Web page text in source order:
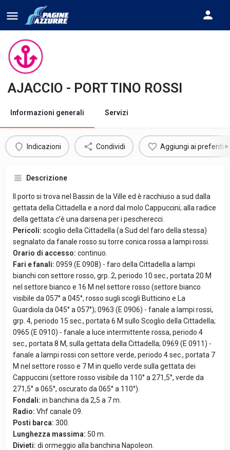
AJACCIO - PORT TINO ROSSI
Informazioni generali Servizi
Indicazioni Condividi Aggiungi ai preferiti
Descrizione
Il porto si trova nel Bassin de la Ville ed è racchiuso a sud dalla
gettata della Cittadella e a nord dal molo Cappuccini; alla radice
della gettata c’è una darsena per i pescherecci.
Pericoli: scoglio della Cittadella (a Sud del faro della stessa)
segnalato da fanale rosso su torre conica rossa a lampi rossi.
Orario di accesso: continuo.
Fari e fanali: 0959 (E 0908) - faro della Cittadella a lampi
bianchi con settore rosso, grp. 2, periodo 10 sec., portata 20 M
nel settore bianco e 16 M nel settore rosso (settore bianco
visibile da 057° a 045°, rosso sugli scogli Butticino e La
Guardiola da 045° a 057°); 0963 (E 0906) - fanale a lampi rossi,
grp. 4, periodo 15 sec., portata 6 M sullo Scoglio della Cittadella;
0965 (E 0910) - fanale a luce intermittente rossa, periodo 4
sec., portata 8 M, sulla gettata della Cittadella; 0969 (E 0911) -
fanale a lampi rossi con settore verde, periodo 4 sec., portata 7
M nel settore rosso e 7 M in quello verde sulla gettata dei
Cappuccini (settore rosso visibile da 110° a 271,5°, verde da
271,5° a 065°, oscurato da 065° a 110°).
Fondali: in banchina da 2,5 a 7 m.
Radio: Vhf canale 09.
Posti barca: 300.
Lunghezza massima: 50 m.
Divieti: di ormeggio alla banchina Napoleon.